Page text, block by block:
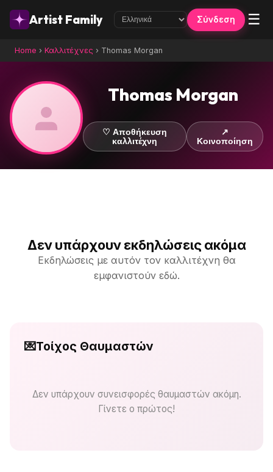
Artist Family Σύνδεση ☰
Home › Καλλιτέχνες › Thomas Morgan
Thomas Morgan
♡ Αποθήκευση
καλλιτέχνη
↗
Κοινοποίηση
Δεν υπάρχουν εκδηλώσεις ακόμα
Εκδηλώσεις με αυτόν τον καλλιτέχνη θα
εμφανιστούν εδώ.
💌Τοίχος Θαυμαστών
Δεν υπάρχουν συνεισφορές θαυμαστών ακόμη.
Γίνετε ο πρώτος!